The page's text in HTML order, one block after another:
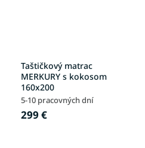
Taštičkový matrac
MERKURY s kokosom
160x200
5-10 pracovných dní
299 €